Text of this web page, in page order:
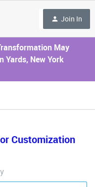
Join In
May
Yards, New York
Customization